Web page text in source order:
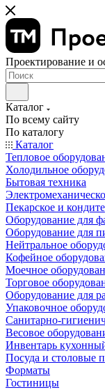
Проектирование и
Каталог
По всему сайту
По каталогу
Каталог
Тепловое
Холодильное
Бытовая техника
Пекарское и
Оборудование для
Оборудование для
Нейтральное
Кофейное
Моечное
Торговое
Оборудование для
Упаковочное
Санитарно-
Весовое
Инвентарь
Посуда и столовые
Форматы
Гостиницы